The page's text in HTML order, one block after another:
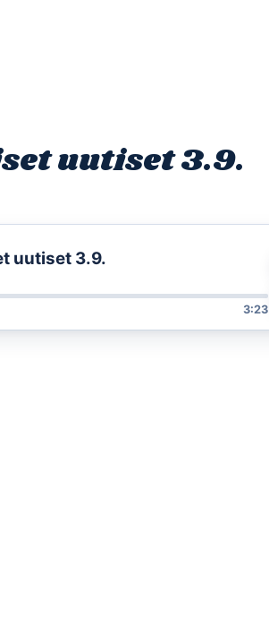
uutiset 3.9.
uutiset 3.9.
3:23